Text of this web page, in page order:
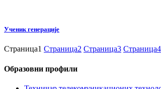
Ученик генерације
Страница1 Страница2 Страница3 Страница4
Образовни профили